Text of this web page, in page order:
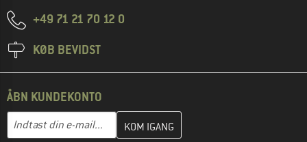
+49 71 21 70 12 0
KØB BEVIDST
ÅBN KUNDEKONTO
E-mail-adresse
Indtast din e-mailadresse her, og opret i næste trin din